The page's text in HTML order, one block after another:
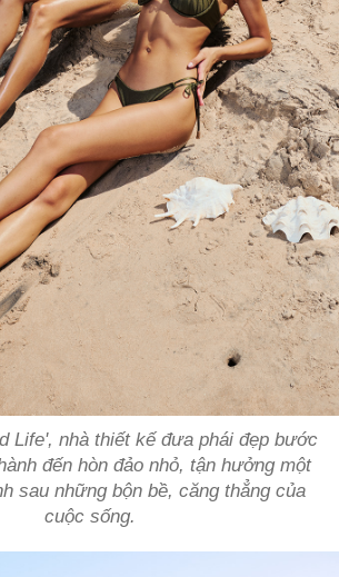
Life', nhà thiết kế đưa phái đẹp bước
đến hòn đảo nhỏ, tận hưởng một
sau những bộn bề, căng thẳng của
cuộc sống.